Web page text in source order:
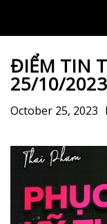
ĐIỂM TIN
25/10/2023
October 25, 2023